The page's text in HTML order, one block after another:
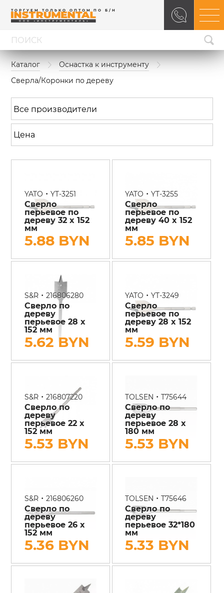
ТОРГУЕМ ТОЛЬКО ОПТОМ ПО Б/Н
Каталог
Оснастка к инструменту
Сверла/Коронки по дереву
YATO • YT-3251
Сверло
перьевое по
дереву 32 x 152
мм
5.88 BYN
YATO •YT-3255
Сверло
перьевое по
дереву 40 x 152
мм
5.85 BYN
S&R• 216806280
Сверло по
дереву
перьевое 28 х
152 мм
5.62 BYN
YATO •YT-3249
Сверло
перьевое по
дереву 28 x 152
мм
5.59 BYN
S&R• 216807220
Сверло по
дереву
перьевое 22 х
152 мм
5.53 BYN
TOLSEN •T75644
Сверло по
дереву
перьевое 28 х
180 мм
5.53 BYN
S&R• 216806260
Сверло по
дереву
перьевое 26 х
152 мм
5.36 BYN
TOLSEN •T75646
Сверло по
дереву
перьевое 32*180
мм
5.33 BYN